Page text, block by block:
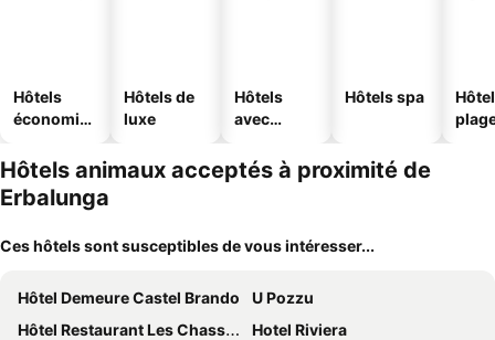
Hôtels
économiq
Hôtels de
luxe
Hôtels
avec
Hôtels spa
Hôtels animaux acceptés à proximité de
Erbalunga
Ces hôtels sont susceptibles de vous intéresser...
Hôtel Demeure Castel Brando
U Pozzu
Hôtel Restaurant Les Chasseurs
Hotel Riviera